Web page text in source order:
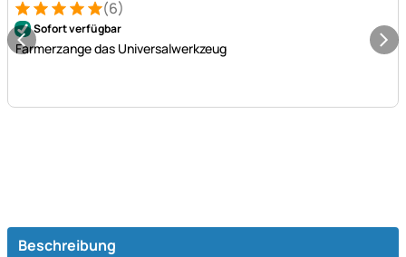
Bewertung: 5 von 5 (6 Bewertungen)
6 Bewertungen
(6)
Sofort verfügbar
Farmerzange das Universalwerkzeug
Beschreibung